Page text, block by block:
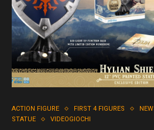
ACTION FIGURE FIRST 4 FIGURES
STATUE
VIDEOGIOCHI